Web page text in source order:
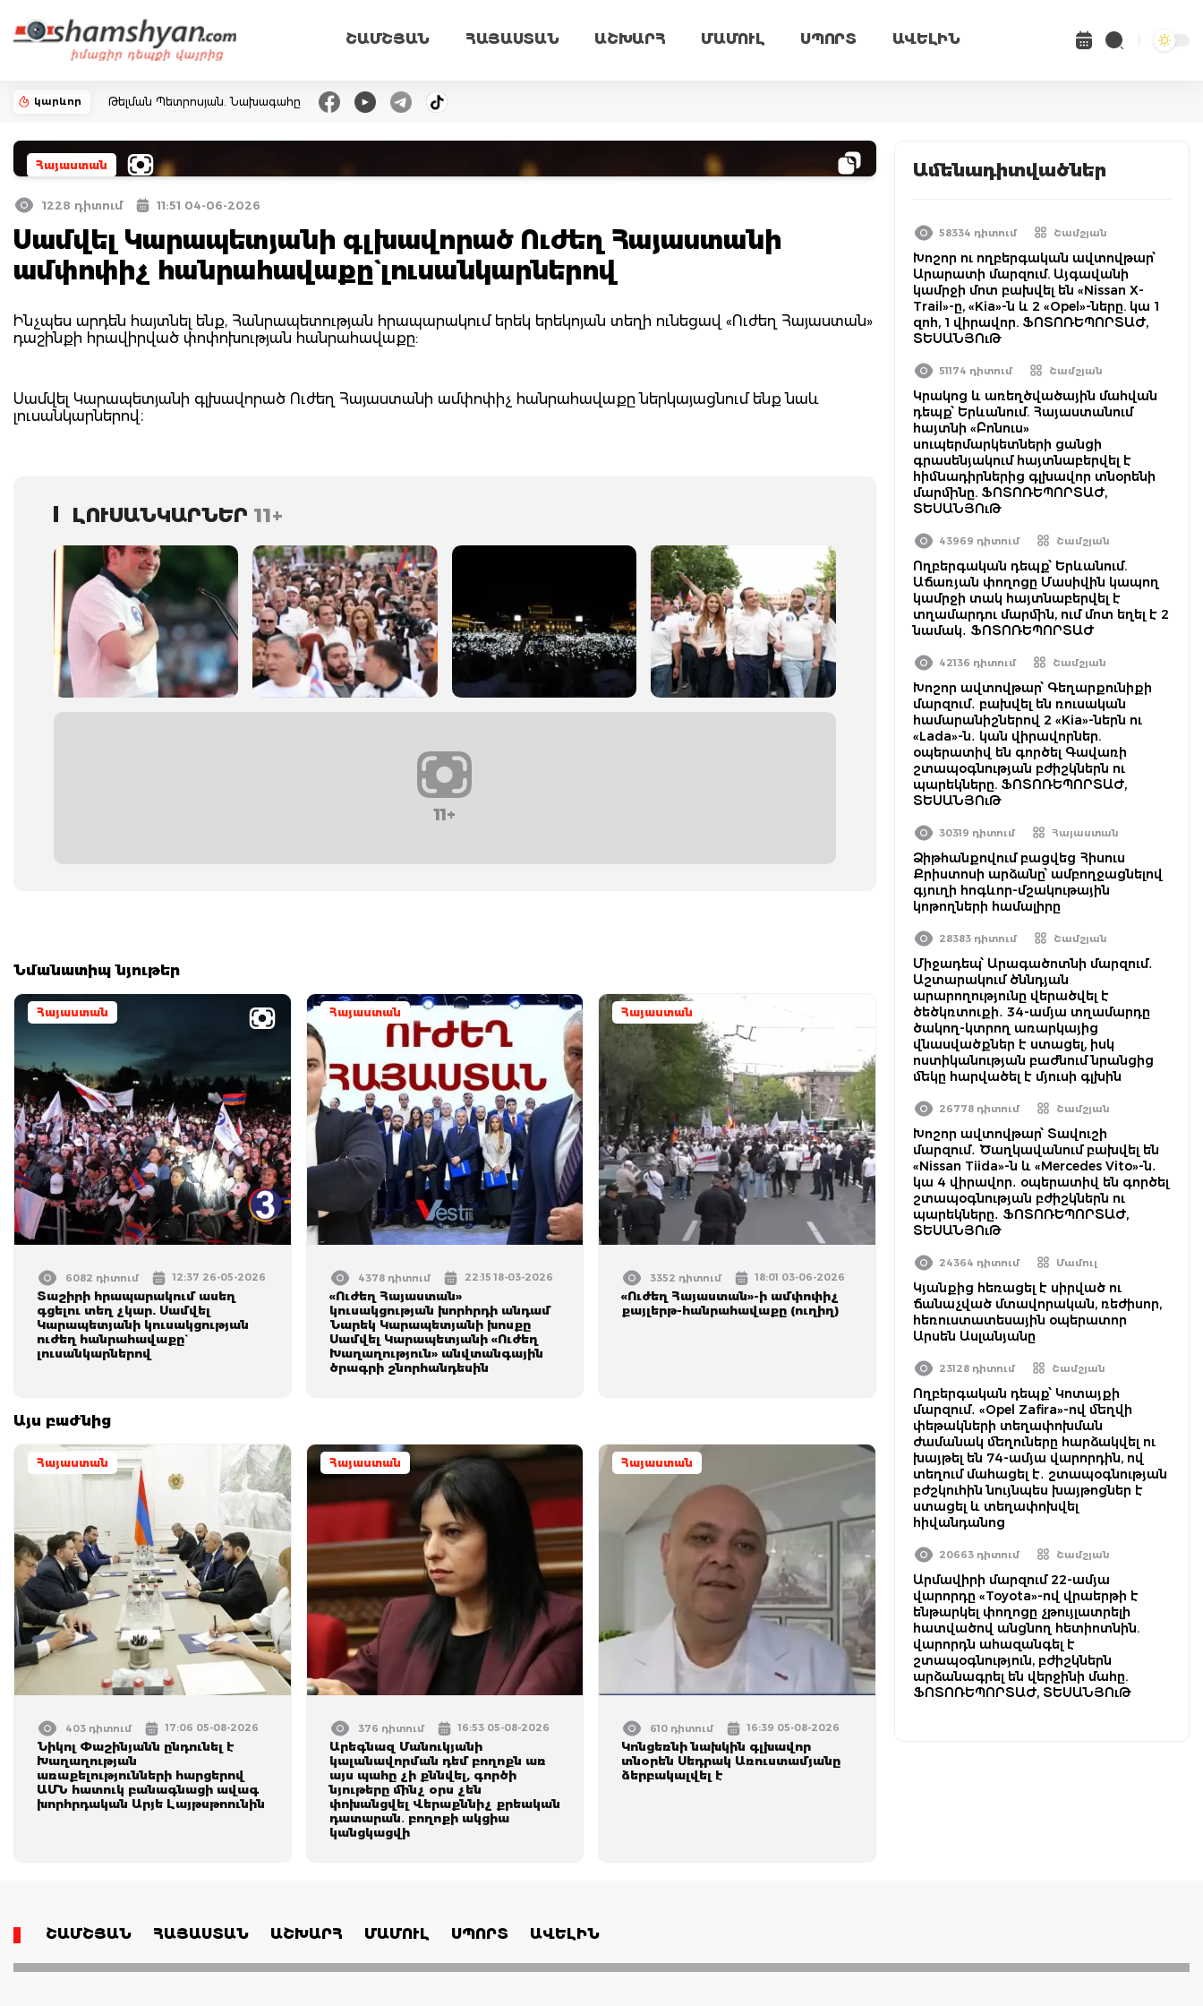
ՇԱՄՇՅԱՆ ՀԱՅԱՍՏԱՆ ԱՇԽԱՐՀ ՄԱՄՈՒԼ ՍՊՈՐՏ ԱՎԵԼԻՆ
կարևոր Թելման Պետրոսյան. Նախագահը
Հայաստան
1228 դիտում 11:51 04-06-2026
Սամվել Կարապետյանի գլխավորած Ուժեղ Հայաստանի
ամփոփիչ հանրահավաքը` լուսանկարներով
Ինչպես արդեն հայտնել ենք, Հանրապետության հրապարակում երեկ երեկոյան տեղի ունեցավ «Ուժեղ Հայաստան»
դաշինքի հրավիրված փոփոխության հանրահավաքը:
Սամվել Կարապետյանի գլխավորած Ուժեղ Հայաստանի ամփոփիչ հանրահավաքը ներկայացնում ենք նաև
լուսանկարներով։
ԼՈՒՍԱՆԿԱՐՆԵՐ 11+
11+
Նմանատիպ նյութեր
Հայաստան
6082 դիտում 12:37 26-05-2026
Տաշիրի հրապարակում ասեղ
գցելու տեղ չկար. Սամվել
Կարապետյանի կուսակցության
ուժեղ հանրահավաքը`
լուսանկարներով
Հայաստան
4378 դիտում 22:15 18-03-2026
«Ուժեղ Հայաստան»
կուսակցության խորհրդի անդամ
Նարեկ Կարապետյանի խոսքը
Սամվել Կարապետյանի «Ուժեղ
Խաղաղություն» անվտանգային
ծրագրի շնորհանդեսին
Հայաստան
3352 դիտում 18:01 03-06-2026
«Ուժեղ Հայաստան»-ի ամփոփիչ
քայլերթ-հանրահավաքը (ուղիղ)
Այս բաժնից
Հայաստան
403 դիտում 17:06 05-08-2026
Նիկոլ Փաշինյանն ընդունել է
Խաղաղության
առաքելությունների հարցերով
ԱՄՆ հատուկ բանագնացի ավագ
խորհրդական Արյե Լայթսթոունին
Հայաստան
376 դիտում 16:53 05-08-2026
Արեգնազ Մանուկյանի
կալանավորման դեմ բողոքն առ
այս պահը չի քննվել, գործի
նյութերը մինչ օրս չեն
փոխանցվել Վերաքննիչ քրեական
դատարան․ բողոքի ակցիա
կանցկացվի
Հայաստան
610 դիտում 16:39 05-08-2026
Կոնցեռնի նախկին գլխավոր
տնօրեն Սեդրակ Առուստամյանը
ձերբակալվել է
Ամենադիտվածներ
58334 դիտում Շամշյան
Խոշոր ու ողբերգական ավտովթար՝
Արարատի մարզում. Այգավանի
կամրջի մոտ բախվել են «Nissan X-
Trail»-ը, «Kia»-ն և 2 «Opel»-ները. կա 1
զոհ, 1 վիրավոր. ՖՈՏՈՌԵՊՈՐՏԱԺ,
ՏԵՍԱՆՅՈւԹ
51174 դիտում Շամշյան
Կրակոց և առեղծվածային մահվան
դեպք՝ Երևանում. Հայաստանում
հայտնի «Բոնուս»
սուպերմարկետների ցանցի
գրասենյակում հայտնաբերվել է
հիմնադիրներից գլխավոր տնօրենի
մարմինը. ՖՈՏՈՌԵՊՈՐՏԱԺ,
ՏԵՍԱՆՅՈւԹ
43969 դիտում Շամշյան
Ողբերգական դեպք՝ Երևանում.
Աճառյան փողոցը Մասիվին կապող
կամրջի տակ հայտնաբերվել է
տղամարդու մարմին, ում մոտ եղել է 2
նամակ․ ՖՈՏՈՌԵՊՈՐՏԱԺ
42136 դիտում Շամշյան
Խոշոր ավտովթար՝ Գեղարքունիքի
մարզում․ բախվել են ռուսական
համարանիշներով 2 «Kia»-ներն ու
«Lada»-ն․ կան վիրավորներ.
օպերատիվ են գործել Գավառի
շտապօգնության բժիշկներն ու
պարեկները. ՖՈՏՈՌԵՊՈՐՏԱԺ,
ՏԵՍԱՆՅՈւԹ
30319 դիտում Հայաստան
Ձիթհանքովում բացվեց Հիսուս
Քրիստոսի արձանը՝ ամբողջացնելով
գյուղի հոգևոր-մշակութային
կոթողների համալիրը
28383 դիտում Շամշյան
Միջադեպ՝ Արագածոտնի մարզում․
Աշտարակում ծննդյան
արարողությունը վերածվել է
ծեծկռտուքի․ 34-ամյա տղամարդը
ծակող-կտրող առարկայից
վնասվածքներ է ստացել, իսկ
ոստիկանության բաժնում նրանցից
մեկը հարվածել է մյուսի գլխին
26778 դիտում Շամշյան
Խոշոր ավտովթար՝ Տավուշի
մարզում․ Ծաղկավանում բախվել են
«Nissan Tiida»-ն և «Mercedes Vito»-ն․
կա 4 վիրավոր․ օպերատիվ են գործել
շտապօգնության բժիշկներն ու
պարեկները․ ՖՈՏՈՌԵՊՈՐՏԱԺ,
ՏԵՍԱՆՅՈւԹ
24364 դիտում Մամուլ
Կյանքից հեռացել է սիրված ու
ճանաչված մտավորական, ռեժիսոր,
հեռուստատեսային օպերատոր
Արսեն Ասլանյանը
23128 դիտում Շամշյան
Ողբերգական դեպք՝ Կոտայքի
մարզում․ «Opel Zafira»-ով մեղվի
փեթակների տեղափոխման
ժամանակ մեղուները հարձակվել ու
խայթել են 74-ամյա վարորդին, ով
տեղում մահացել է․ շտապօգնության
բժշկուհին նույնպես խայթոցներ է
ստացել և տեղափոխվել
հիվանդանոց
20663 դիտում Շամշյան
Արմավիրի մարզում 22-ամյա
վարորդը «Toyota»-ով վրաերթի է
ենթարկել փողոցը չթույլատրելի
հատվածով անցնող հետիոտնին.
վարորդն ահազանգել է
շտապօգնություն, բժիշկներն
արձանագրել են վերջինի մահը.
ՖՈՏՈՌԵՊՈՐՏԱԺ, ՏԵՍԱՆՅՈւԹ
ՇԱՄՇՅԱՆ ՀԱՅԱՍՏԱՆ ԱՇԽԱՐՀ ՄԱՄՈՒԼ ՍՊՈՐՏ ԱՎԵԼԻՆ